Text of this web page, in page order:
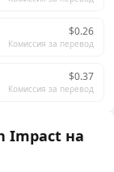
$0.26
Комиссия за перевод
$0.37
Комиссия за перевод
Impact на